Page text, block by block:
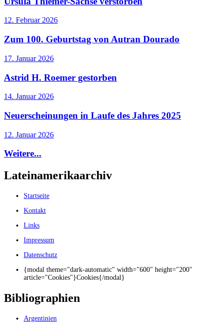
12. Februar 2026
Zum 100. Geburtstag von Autran Dourado
17. Januar 2026
Astrid H. Roemer gestorben
14. Januar 2026
Neuerscheinungen in Laufe des Jahres 2025
12. Januar 2026
Weitere...
Lateinamerikaarchiv
Startseite
Kontakt
Links
Impressum
Datenschutz
{modal theme="dark-automatic" width="600" height="200"
article="Cookies"}Cookies{/modal}
Bibliographien
Argentinien